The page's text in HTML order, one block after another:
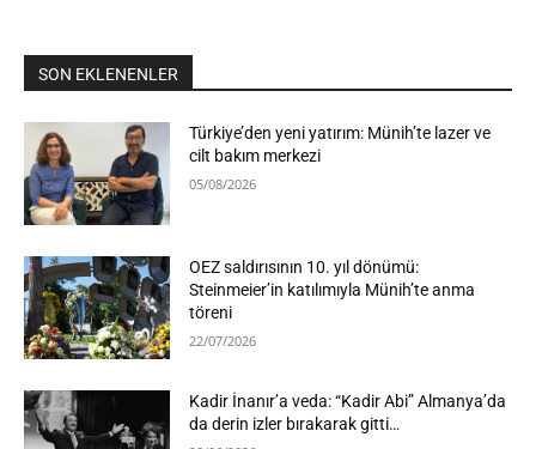
SON EKLENENLER
Türkiye’den yeni yatırım: Münih’te lazer ve
cilt bakım merkezi
05/08/2026
OEZ saldırısının 10. yıl dönümü:
Steinmeier’in katılımıyla Münih’te anma
töreni
22/07/2026
Kadir İnanır’a veda: “Kadir Abi” Almanya’da
da derin izler bırakarak gitti…